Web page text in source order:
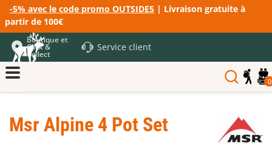
-5% avec le code promo OUTSIDE5 | Livraison gratuite à
partir de 100€
Boutique et
Click &
Collect
Service client
0
Msr Alpine 4 Pot Set